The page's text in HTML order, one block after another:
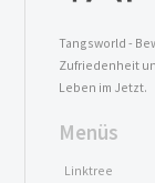
Tangsworld -
Zufriedenheit
Leben im Jetzt.
Menüs
Linktree